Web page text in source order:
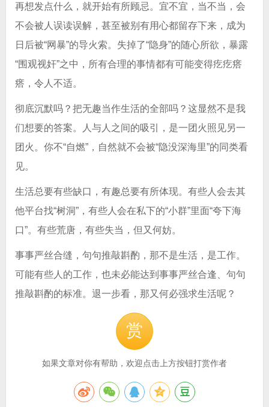
再想发点什么，就开始有所顾忌。宜不宜，当不当，会
不会被人误读误解，甚至被别有用心都留存下来，成为
日后被“网暴”的导火索。失掉了“隐身”的随心所欲，暴露
“围观视奸”之中，所有合理的事情都有可能变得疙疙瘩
瘩，令人不适。
彻底沉默吗？把无趣当作生活的全部吗？这显然不是我
们想要的答案。人与人之间的吸引，是一团火照见另一
团火。你不“自燃”，自然就不会被“隐没深海里”的同类看
见。
生活总要有些缺口，有趣总要有所体现。有些人会去其
他平台找“树洞”，有些人会在私下的“小群”里面“夸下海
口”。有些荒唐，有些失当，但又何妨。
事事严丝合缝，句句推敲斟酌，那不是生活，是工作。
可能有些人的工作，也未必能达到事事严丝合逢、句句
推敲斟酌的标准。退一步看，那又何必强求生活呢？
赏
如果文章对你有帮助，欢迎点击上方按钮打赏作者